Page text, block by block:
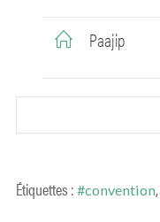
Paajip
Étiquettes : #convention,